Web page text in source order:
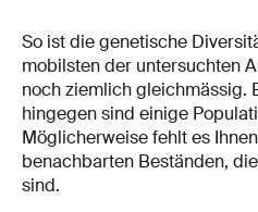
So ist die genetische
mobilsten der untersuchten
noch ziemlich gleichmässig.
hingegen sind einige
Möglicherweise fehlt es
benachbarten Beständen,
sind.